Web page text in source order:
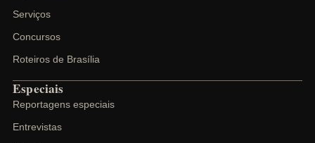
Serviços
Concursos
Roteiros de Brasília
Especiais
Reportagens especiais
Entrevistas